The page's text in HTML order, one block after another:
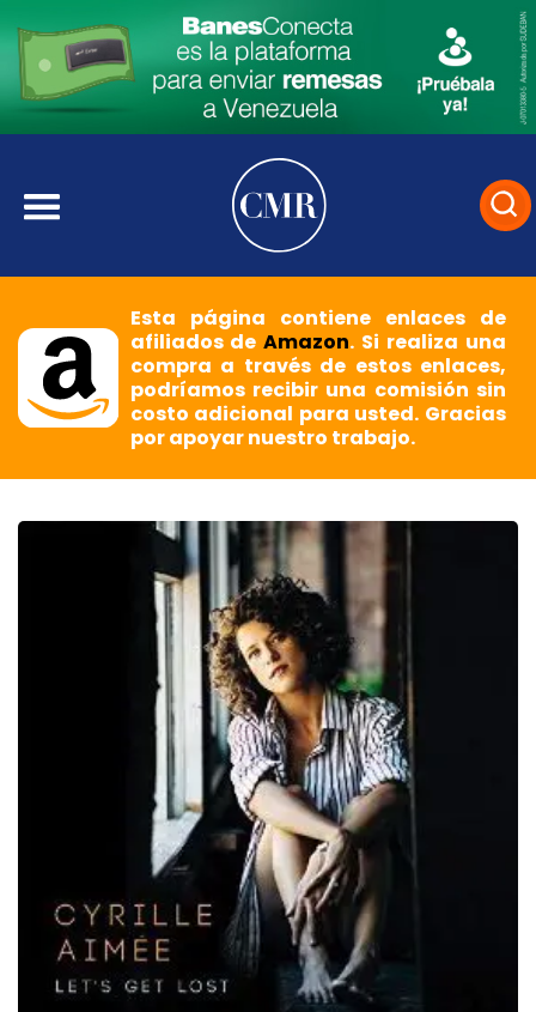
Esta página contiene enlaces de
afiliados deAmazon. Si realiza una
compra a través de estos enlaces,
podríamos recibir una comisión sin
costo adicional para usted. Gracias
por apoyar nuestro trabajo.